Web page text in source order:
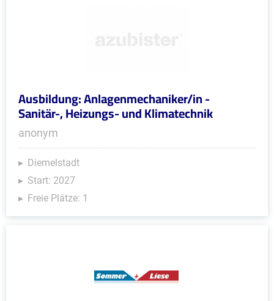
Ausbildung: Anlagenmechaniker/in -
Sanitär-, Heizungs- und Klimatechnik
anonym
Diemelstadt
Start: 2027
Freie Plätze: 1